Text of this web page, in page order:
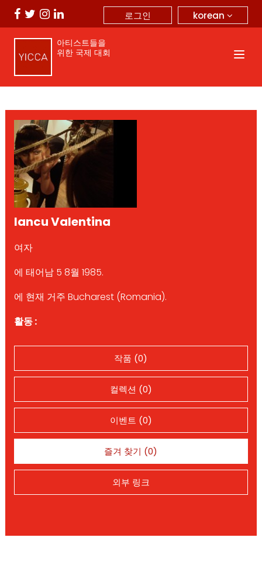
korean
로그인
아티스트들을
위한 국제 대회
Iancu Valentina
여자
에 태어남 5 8월 1985.
에 현재 거주 Bucharest (Romania).
활동 :
작품 (0)
컬렉션 (0)
이벤트 (0)
즐겨 찾기 (0)
외부 링크